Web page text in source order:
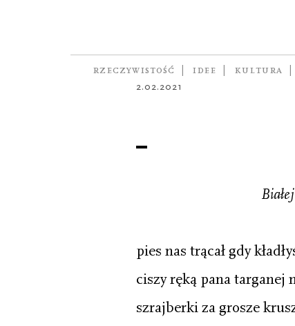
RZECZYWISTOŚĆ IDEE KULTURA
autorka JOANNA MUELLER
2.02.2021
pies nas trącał gdy
ciszy ręką pana targanej
szrajberki za grosze